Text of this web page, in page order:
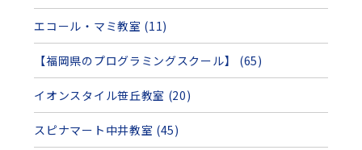
エコール・マミ教室 (11)
【福岡県のプログラミングスクール】 (65)
イオンスタイル笹丘教室 (20)
スピナマート中井教室 (45)